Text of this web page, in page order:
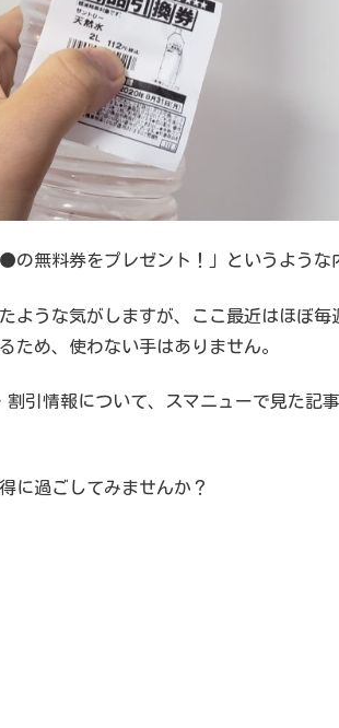
無料券をプレゼント！」というような
ような気がしますが、ここ最近はほぼ
ため、使わない手はありません。
引情報について、スマニューで見た記
に過ごしてみませんか？